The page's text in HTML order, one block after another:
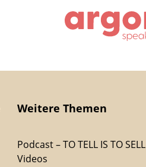
Weitere Themen
Podcast – TO TELL IS TO SELL
Videos